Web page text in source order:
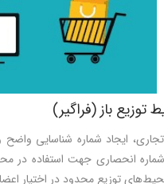
باز (فراگير)
ایجاد شماره شناسایی
انحصاری جهت استفاده